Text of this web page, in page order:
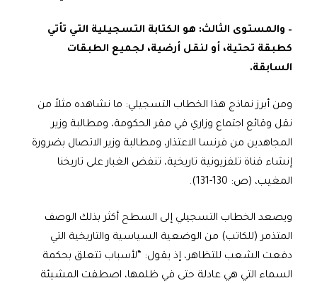
– والمستوى الثالث: هو الكتابة التسجيلية التي تأتي
كطبقة تحتية، أو لنقل أرضية، لجميع الطبقات
السابقة.
ومن أبرز نماذج هذا الخطاب التسجيلي: ما نشاهده مثلاً من
نقل وقائع اجتماع وزاري في مقر الحكومة، ومطالبة وزير
المجاهدين من فرنسا الاعتذار، ومطالبة وزير الاتصال بضرورة
إنشاء قناة تلفزيونية تاريخية، تنفض الغبار على تاريخنا
المغيب، (ص: 130-131).
ويصعد الخطاب التسجيلي إلى السطح أكثر بذلك الوصف
المتذمر (للكاتب) من الوضعية السياسية والتاريخية التي
دفعت الشعب للتظاهر، إذ يقول: “لأسباب تتعلق بحكمة
السماء التي هي عادلة حتى في ظلمها، اصطفت المشيئة